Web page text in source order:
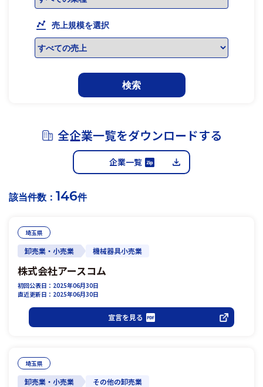
売上規模を選択
検索
全企業一覧をダウンロードする
企業一覧
該当件数： 146件
埼玉県
卸売業・小売業 機械器具小売業
株式会社アースコム
初回公表日：2025年06月30日
直近更新日：2025年06月30日
宣言を見る
埼玉県
卸売業・小売業 その他の卸売業